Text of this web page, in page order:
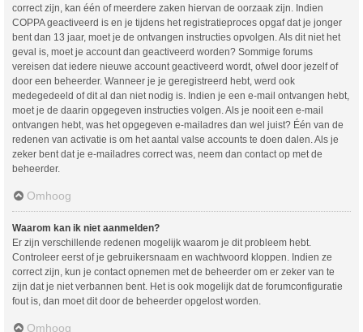
correct zijn, kan één of meerdere zaken hiervan de oorzaak zijn. Indien
COPPA geactiveerd is en je tijdens het registratieproces opgaf dat je jonger
bent dan 13 jaar, moet je de ontvangen instructies opvolgen. Als dit niet het
geval is, moet je account dan geactiveerd worden? Sommige forums
vereisen dat iedere nieuwe account geactiveerd wordt, ofwel door jezelf of
door een beheerder. Wanneer je je geregistreerd hebt, werd ook
medegedeeld of dit al dan niet nodig is. Indien je een e-mail ontvangen hebt,
moet je de daarin opgegeven instructies volgen. Als je nooit een e-mail
ontvangen hebt, was het opgegeven e-mailadres dan wel juist? Één van de
redenen van activatie is om het aantal valse accounts te doen dalen. Als je
zeker bent dat je e-mailadres correct was, neem dan contact op met de
beheerder.
Omhoog
Waarom kan ik niet aanmelden?
Er zijn verschillende redenen mogelijk waarom je dit probleem hebt.
Controleer eerst of je gebruikersnaam en wachtwoord kloppen. Indien ze
correct zijn, kun je contact opnemen met de beheerder om er zeker van te
zijn dat je niet verbannen bent. Het is ook mogelijk dat de forumconfiguratie
fout is, dan moet dit door de beheerder opgelost worden.
Omhoog